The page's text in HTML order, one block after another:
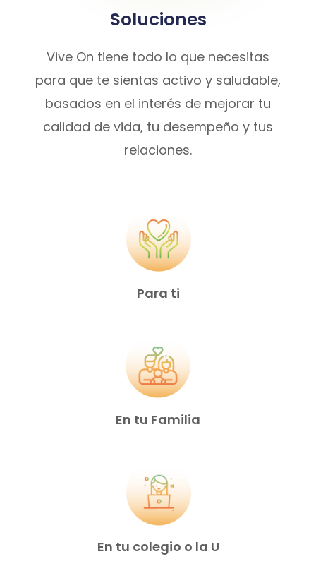
Soluciones
Vive On tiene todo lo que necesitas
para que te sientas activo y saludable,
basados en el interés de mejorar tu
calidad de vida, tu desempeño y tus
relaciones.
Para ti
En tu Familia
En tu colegio o la U